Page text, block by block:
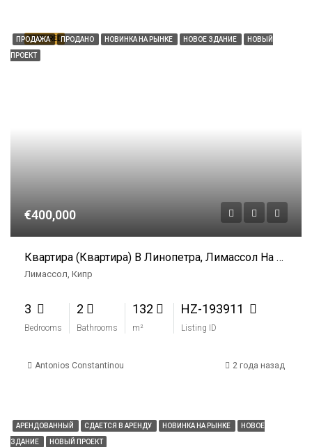
FEATURED
ПРОДАЖА ПРОДАНО НОВИНКА НА РЫНКЕ НОВОЕ ЗДАНИЕ НОВЫЙ
ПРОЕКТ
€400,000
Квартира (Квартира) В Линопетра, Лимассол На Продажу
Лимассол, Кипр
3
Bedrooms
2
Bathrooms
132
m²
HZ-193911
Listing ID
Antonios Constantinou 2 года назад
АРЕНДОВАННЫЙ СДАЕТСЯ В АРЕНДУ НОВИНКА НА РЫНКЕ НОВОЕ
ЗДАНИЕ НОВЫЙ ПРОЕКТ